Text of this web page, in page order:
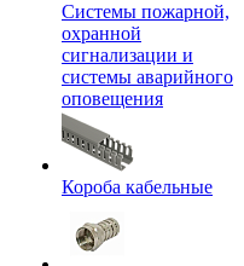
Системы пожарной,
охранной
сигнализации и
системы аварийного
оповещения
Короба кабельные